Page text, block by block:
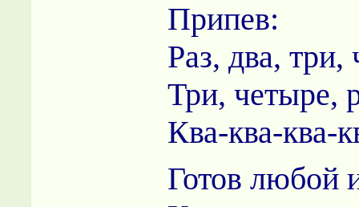
Припев:
Раз, два, три,
Три, четыре,
Ква-ква-ква-
Готов любой